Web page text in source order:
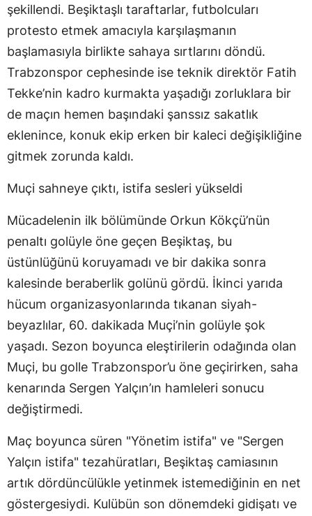
şekillendi. Beşiktaşlı taraftarlar, futbolcuları
protesto etmek amacıyla karşılaşmanın
başlamasıyla birlikte sahaya sırtlarını döndü.
Trabzonspor cephesinde ise teknik direktör Fatih
Tekke’nin kadro kurmakta yaşadığı zorluklara bir
de maçın hemen başındaki şanssız sakatlık
eklenince, konuk ekip erken bir kaleci değişikliğine
gitmek zorunda kaldı.
Muçi sahneye çıktı, istifa sesleri yükseldi
Mücadelenin ilk bölümünde Orkun Kökçü’nün
penaltı golüyle öne geçen Beşiktaş, bu
üstünlüğünü koruyamadı ve bir dakika sonra
kalesinde beraberlik golünü gördü. İkinci yarıda
hücum organizasyonlarında tıkanan siyah-
beyazlılar, 60. dakikada Muçi’nin golüyle şok
yaşadı. Sezon boyunca eleştirilerin odağında olan
Muçi, bu golle Trabzonspor’u öne geçirirken, saha
kenarında Sergen Yalçın’ın hamleleri sonucu
değiştirmedi.
Maç boyunca süren "Yönetim istifa" ve "Sergen
Yalçın istifa" tezahüratları, Beşiktaş camiasının
artık dördüncülükle yetinmek istemediğinin en net
göstergesiydi. Kulübün son dönemdeki gidişatı ve